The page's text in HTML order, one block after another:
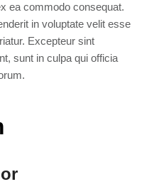
ea commodo consequat.
in voluptate velit esse
Excepteur sint
sunt in culpa qui officia